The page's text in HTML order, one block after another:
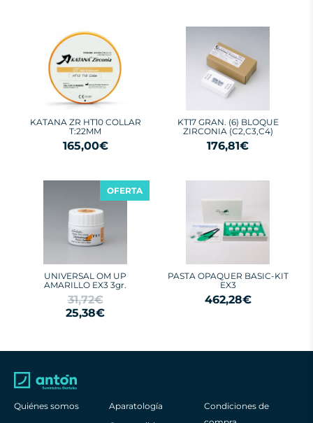
KATANA ZR HT10 COLLAR
T:22MM
165,00€
KT17 GRAN. (6) BLOQUE
ZIRCONIA (C2,C3,C4)
176,81€
UNIVERSAL OM UP
AMARILLO EX3 3gr.
31,72€
25,38€
OFERTA
PASTA OPAQUER BASIC-KIT
EX3
462,28€
Quiénes somos
Aparatología
Condiciones de